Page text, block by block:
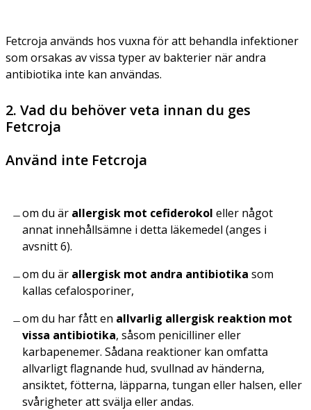
Fetcroja används hos vuxna för att behandla infektioner
som orsakas av vissa typer av bakterier när andra
antibiotika inte kan användas.
2. Vad du behöver veta innan du ges
Fetcroja
Använd inte Fetcroja
om du är allergisk mot cefiderokol eller något
annat innehållsämne i detta läkemedel (anges i
avsnitt 6).
om du är allergisk mot andra antibiotika som
kallas cefalosporiner,
om du har fått en allvarlig allergisk reaktion mot
vissa antibiotika, såsom penicilliner eller
karbapenemer. Sådana reaktioner kan omfatta
allvarligt flagnande hud, svullnad av händerna,
ansiktet, fötterna, läpparna, tungan eller halsen, eller
svårigheter att svälja eller andas.